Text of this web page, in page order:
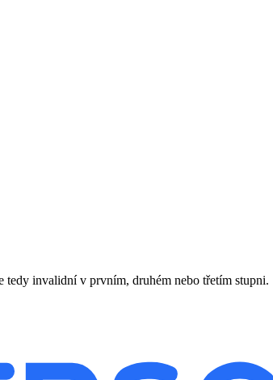
tedy invalidní v prvním, druhém nebo třetím stupni.